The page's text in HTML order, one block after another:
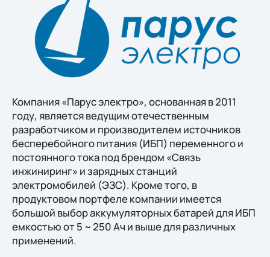
Компания «Парус электро», основанная в 2011
году, является ведущим отечественным
разработчиком и производителем источников
бесперебойного питания (ИБП) переменного и
постоянного тока под брендом «Связь
инжиниринг» и зарядных станций
электромобилей (ЭЗС). Кроме того, в
продуктовом портфеле компании имеется
большой выбор аккумуляторных батарей для ИБП
емкостью от 5 ~ 250 Ач и выше для различных
применений.